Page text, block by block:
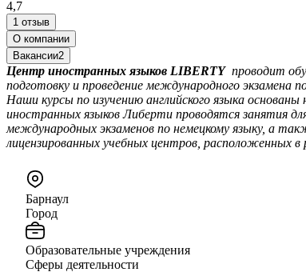
4,7
1 отзыв
О компании
Вакансии2
Центр иностранных языков LIBERTYпроводит
подготовку и проведение международного экзамена
Наши курсы по изучению английского языка
иностранных языков Либерти проводятся занятия
международных экзаменов по немецкому языку, а
лицензированных учебных центров, расположенных
Барнаул
Город
Образовательные учреждения
Сферы деятельности